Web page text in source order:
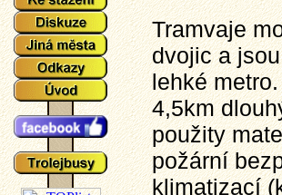
Tramvaje
dvojic a
lehké
4,5km
použity
požární
klimatizací